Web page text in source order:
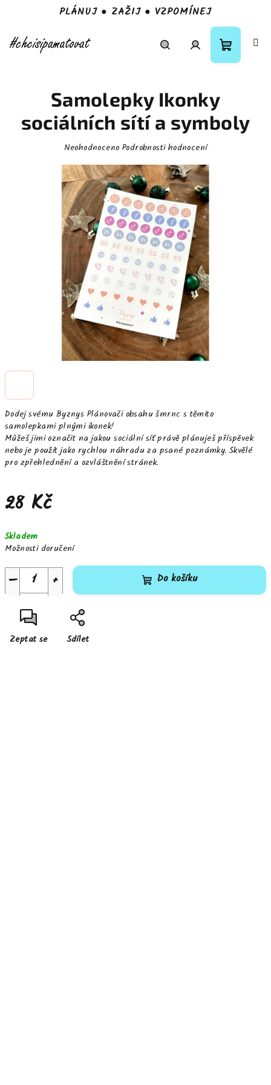
PLÁNUJ ● ZAŽIJ ● VZPOMÍNEJ
PřihlášeníNákupní
Dodej svému Byznys Plánovači obsahu šmrnc s těmito
samolepkami plnými ikonek!
Můžeš jimi označit na jakou sociální síť právě plánuješ příspěvek
nebo je použít jako rychlou náhradu za psané poznámky. Skvělé
pro zpřehlednění a ozvláštnění stránek.
28 Kč
cena:
Skladem
Možnosti doručení
+
− Do košíku
Zeptat se Sdílet
Samolepky Ikonky
sociálních sítí a symboly
Průměrné
produktu
je
0,0
z
5
hvězdiček.
Neohodnoceno Podrobnosti hodnocení